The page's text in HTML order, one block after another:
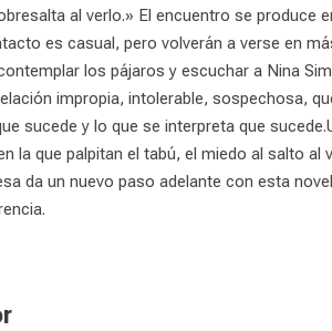
al verlo.» El encuentro se produce
es casual, pero volverán a verse en
los pájaros y escuchar a Nina
impropia, intolerable, sospechosa,
sucede y lo que se interpreta que
la que palpitan el tabú, el miedo al salto
da un nuevo paso adelante con esta